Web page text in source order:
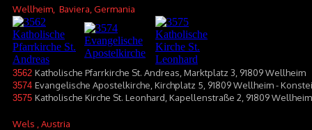
Wellheim , Baviera, Germania
3562 Katholische Pfarrkirche St. Andreas, Marktplatz 3, 91809 Wellheim
3574 Evangelische Apostelkirche, Kirchplatz 5, 91809 Wellheim -
3575 Katholische Kirche St. Leonhard, Kapellenstraße 2, 91809
Wels , Austria